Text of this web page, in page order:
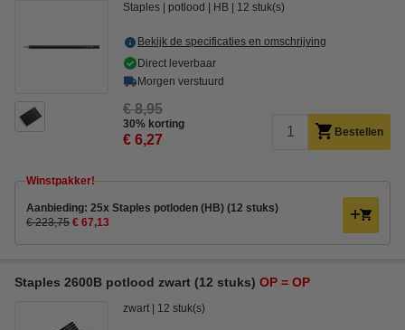
Staples potlood HB 12 stuk(s)
Bekijk de specificaties en omschrijving
Direct leverbaar
Morgen verstuurd
€ 8,95
30% korting
€ 6,27 Bestellen
Winstpakker!
Aanbieding: 25x Staples potloden (HB) (12 stuks)
€ 223,75 € 67,13
Staples 2600B potlood zwart (12 stuks) OP = OP
zwart 12 stuk(s)